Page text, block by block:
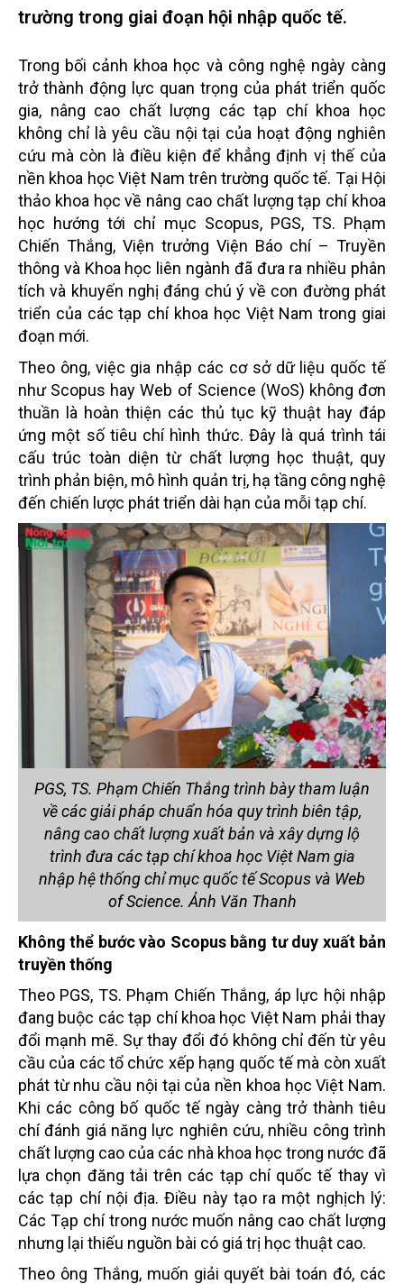
trường trong giai đoạn hội nhập quốc tế.
Trong bối cảnh khoa học và công nghệ ngày càng
trở thành động lực quan trọng của phát triển quốc
gia, nâng cao chất lượng các tạp chí khoa học
không chỉ là yêu cầu nội tại của hoạt động nghiên
cứu mà còn là điều kiện để khẳng định vị thế của
nền khoa học Việt Nam trên trường quốc tế. Tại Hội
thảo khoa học về nâng cao chất lượng tạp chí khoa
học hướng tới chỉ mục Scopus, PGS, TS. Phạm
Chiến Thắng, Viện trưởng Viện Báo chí – Truyền
thông và Khoa học liên ngành đã đưa ra nhiều phân
tích và khuyến nghị đáng chú ý về con đường phát
triển của các tạp chí khoa học Việt Nam trong giai
đoạn mới.
Theo ông, việc gia nhập các cơ sở dữ liệu quốc tế
như Scopus hay Web of Science (WoS) không đơn
thuần là hoàn thiện các thủ tục kỹ thuật hay đáp
ứng một số tiêu chí hình thức. Đây là quá trình tái
cấu trúc toàn diện từ chất lượng học thuật, quy
trình phản biện, mô hình quản trị, hạ tầng công nghệ
đến chiến lược phát triển dài hạn của mỗi tạp chí.
PGS, TS. Phạm Chiến Thắng trình bày tham luận
về các giải pháp chuẩn hóa quy trình biên tập,
nâng cao chất lượng xuất bản và xây dựng lộ
trình đưa các tạp chí khoa học Việt Nam gia
nhập hệ thống chỉ mục quốc tế Scopus và Web
of Science. Ảnh Văn Thanh
Không thể bước vào Scopus bằng tư duy xuất bản
truyền thống
Theo PGS, TS. Phạm Chiến Thắng, áp lực hội nhập
đang buộc các tạp chí khoa học Việt Nam phải thay
đổi mạnh mẽ. Sự thay đổi đó không chỉ đến từ yêu
cầu của các tổ chức xếp hạng quốc tế mà còn xuất
phát từ nhu cầu nội tại của nền khoa học Việt Nam.
Khi các công bố quốc tế ngày càng trở thành tiêu
chí đánh giá năng lực nghiên cứu, nhiều công trình
chất lượng cao của các nhà khoa học trong nước đã
lựa chọn đăng tải trên các tạp chí quốc tế thay vì
các tạp chí nội địa.Điều này tạo ra một nghịch lý:
Các Tạp chí trong nước muốn nâng cao chất lượng
nhưng lại thiếu nguồn bài có giá trị học thuật cao.
Theo ông Thắng, muốn giải quyết bài toán đó, các